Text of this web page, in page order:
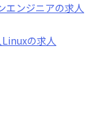
エンジニアの求人
Linuxの求人